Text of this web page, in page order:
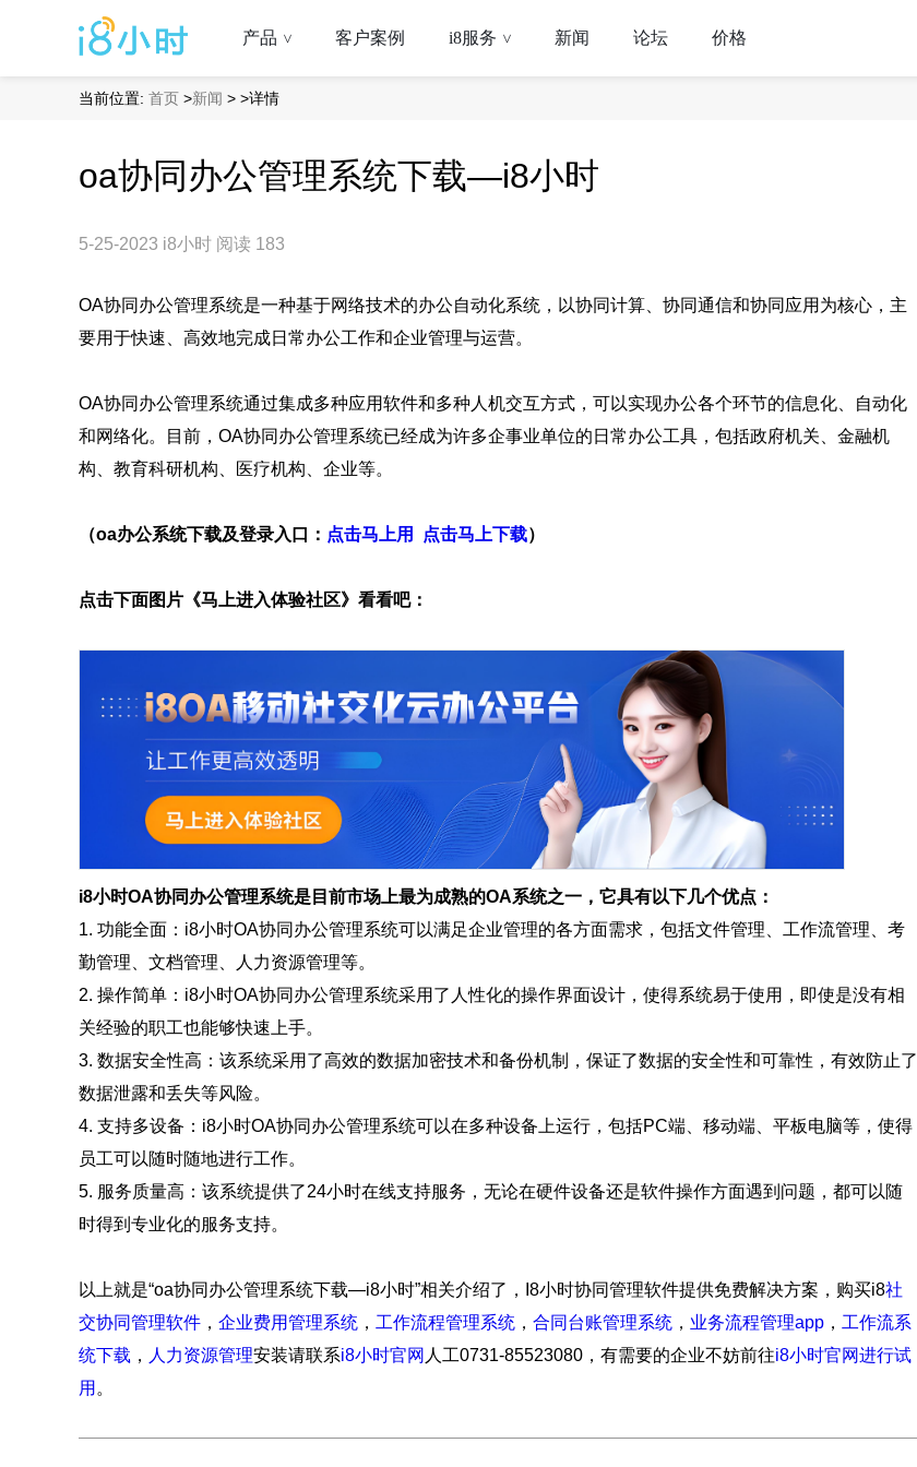
产品 > 客户案例 i8服务 > 新闻 论坛 价格
当前位置: 首页 >新闻 > >详情
oa协同办公管理系统下载—i8小时
5-25-2023 i8小时 阅读 183
OA协同办公管理系统是一种基于网络技术的办公自动化系统，以协同计算、协同通信和协同应用为核心，主
要用于快速、高效地完成日常办公工作和企业管理与运营。
OA协同办公管理系统通过集成多种应用软件和多种人机交互方式，可以实现办公各个环节的信息化、自动化
和网络化。目前，OA协同办公管理系统已经成为许多企事业单位的日常办公工具，包括政府机关、金融机
构、教育科研机构、医疗机构、企业等。
（oa办公系统下载及登录入口： 点击马上用 点击马上下载）
点击下面图片《马上进入体验社区》看看吧：
i8小时OA协同办公管理系统是目前市场上最为成熟的OA系统之一，它具有以下几个优点：
1. 功能全面：i8小时OA协同办公管理系统可以满足企业管理的各方面需求，包括文件管理、工作流管理、考
勤管理、文档管理、人力资源管理等。
2. 操作简单：i8小时OA协同办公管理系统采用了人性化的操作界面设计，使得系统易于使用，即使是没有相
关经验的职工也能够快速上手。
3. 数据安全性高：该系统采用了高效的数据加密技术和备份机制，保证了数据的安全性和可靠性，有效防止了
数据泄露和丢失等风险。
4. 支持多设备：i8小时OA协同办公管理系统可以在多种设备上运行，包括PC端、移动端、平板电脑等，使得
员工可以随时随地进行工作。
5. 服务质量高：该系统提供了24小时在线支持服务，无论在硬件设备还是软件操作方面遇到问题，都可以随
时得到专业化的服务支持。
以上就是“oa协同办公管理系统下载—i8小时”相关介绍了，I8小时协同管理软件提供免费解决方案，购买i8社
交协同管理软件 ， 企业费用管理系统 ， 工作流程管理系统 ， 合同台账管理系统 ， 业务流程管理app ， 工作流系
统下载 ， 人力资源管理安装请联系i8小时官网 人工0731-85523080，有需要的企业不妨前往i8小时官网进行试
用 。